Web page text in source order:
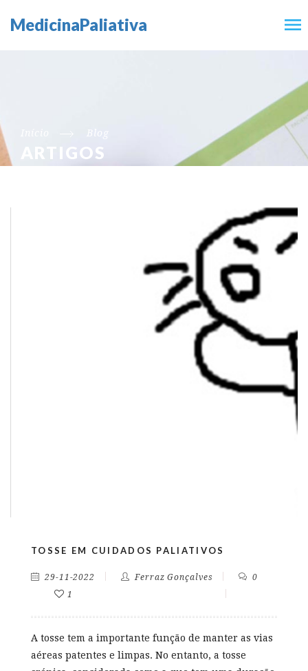
MedicinaPaliativa
Blog
ARTIGOS
TOSSE EM CUIDADOS PALIATIVOS
29-11-2022 Ferraz Gonçalves
0
1
A tosse tem a importante função de manter as vias
aéreas patentes e limpas. No entanto, a tosse